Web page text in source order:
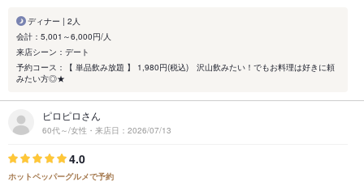
ディナー | 2人
会計：5,001～6,000円/人
来店シーン：デート
予約コース：【 単品飲み放題 】 1,980円(税込) 沢山飲みたい！でもお料理は好きに頼
みたい方◎★
ピロピロさん
60代～/女性・来店日：2026/07/13
4.0
ホットペッパーグルメで予約